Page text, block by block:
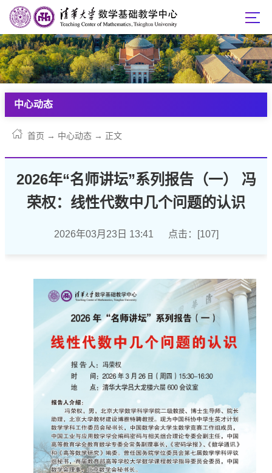
中心动态
首页 → 中心动态 → 正文
2026年“名师讲坛”系列报告（一） 冯
荣权：线性代数中几个问题的认识
2026年03月23日 13:41 点击：[107]